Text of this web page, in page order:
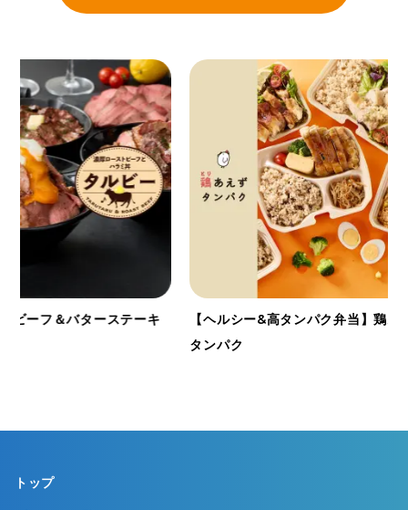
ーフ＆バターステーキ
【ヘルシー&高タンパク弁当】鶏あえ
タンパク
トップ